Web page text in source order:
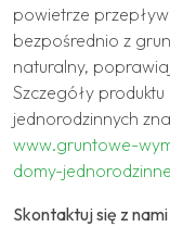
powietrze
bezpośrednio z
naturalny,
Szczegóły
jednorodzinnych
www.gruntowe-
domy-
Skontaktuj się z